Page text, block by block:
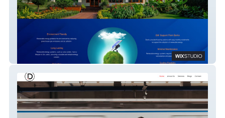
Rayconn Power